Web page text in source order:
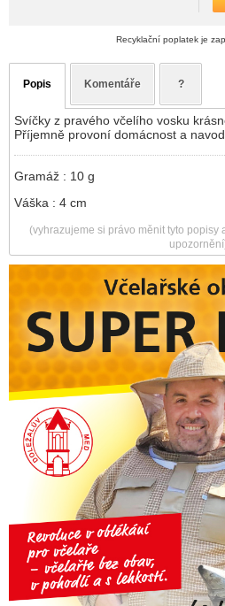
Recyklační poplatek je
Popis Komentáře ?
Svíčky z pravého včelího vosku
Příjemně provoní domácnost a
Gramáž : 10 g
Váška : 4 cm
(vyhrazujeme si právo měnit tyto popisy